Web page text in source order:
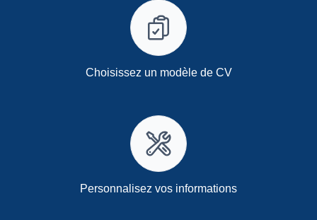
Choisissez un modèle de CV
Personnalisez vos informations